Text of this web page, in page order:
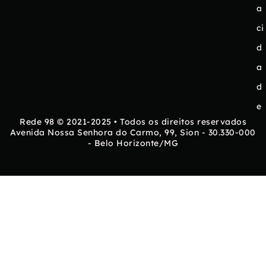
a
ci
d
a
d
e
Rede 98 © 2021-2025 • Todos os direitos reservados
Avenida Nossa Senhora do Carmo, 99, Sion - 30.330-000
- Belo Horizonte/MG